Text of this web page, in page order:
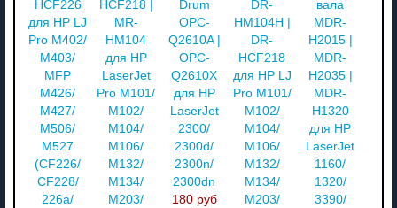
HCF226
для HP LJ
Pro M402/
M403/
MFP
M426/
M427/
M506/
M527
(CF226/
CF228/
226a/
HCF218 |
MR-
HM104
для HP
LaserJet
Pro M101/
M102/
M104/
M106/
M132/
M134/
M203/
Drum
OPC-
Q2610A |
OPC-
Q2610X
для HP
LaserJet
2300/
2300d/
2300n/
2300dn
180 руб
DR-
HM104H |
DR-
HCF218
для HP LJ
Pro M101/
M102/
M104/
M106/
M132/
M134/
M203/
вала
MDR-
H2015 |
MDR-
H2035 |
MDR-
H1320
для HP
LaserJet
1160/
1320/
3390/